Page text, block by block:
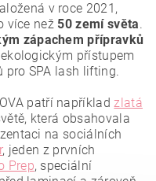
v roce 2021,
více než 50 zemí světa.
zápachem přípravků
přístupem
SPA lash lifting.
patří napříkladzlatá
která obsahovala
na sociálních
, jeden z prvních
Prep, speciální